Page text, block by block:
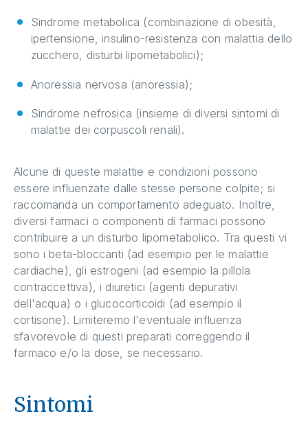
Sindrome metabolica (combinazione di obesità,
ipertensione, insulino-resistenza con malattia dello
zucchero, disturbi lipometabolici);
Anoressia nervosa (anoressia);
Sindrome nefrosica (insieme di diversi sintomi di
malattie dei corpuscoli renali).
Alcune di queste malattie e condizioni possono
essere influenzate dalle stesse persone colpite; si
raccomanda un comportamento adeguato. Inoltre,
diversi farmaci o componenti di farmaci possono
contribuire a un disturbo lipometabolico. Tra questi vi
sono i beta-bloccanti (ad esempio per le malattie
cardiache), gli estrogeni (ad esempio la pillola
contraccettiva), i diuretici (agenti depurativi
dell'acqua) o i glucocorticoidi (ad esempio il
cortisone). Limiteremo l'eventuale influenza
sfavorevole di questi preparati correggendo il
farmaco e/o la dose, se necessario.
Sintomi